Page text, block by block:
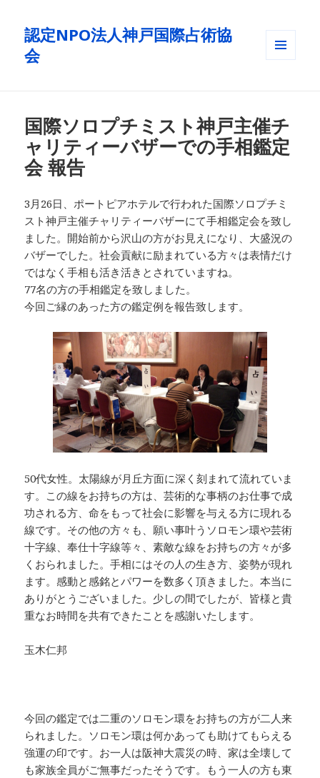
認定NPO法人神戸国際占術協
会
国際ソロプチミスト神戸主催チ
ャリティーバザーでの手相鑑定
会 報告
3月26日、ポートピアホテルで行われた国際ソロプチミ
スト神戸主催チャリティーバザーにて手相鑑定会を致し
ました。開始前から沢山の方がお見えになり、大盛況の
バザーでした。社会貢献に励まれている方々は表情だけ
ではなく手相も活き活きとされていますね。
77名の方の手相鑑定を致しました。
今回ご縁のあった方の鑑定例を報告致します。
50代女性。太陽線が月丘方面に深く刻まれて流れていま
す。この線をお持ちの方は、芸術的な事柄のお仕事で成
功される方、命をもって社会に影響を与える方に現れる
線です。その他の方々も、願い事叶うソロモン環や芸術
十字線、奉仕十字線等々、素敵な線をお持ちの方々が多
くおられました。手相にはその人の生き方、姿勢が現れ
ます。感動と感銘とパワーを数多く頂きました。本当に
ありがとうございました。少しの間でしたが、皆様と貴
重なお時間を共有できたことを感謝いたします。
玉木仁邦
今回の鑑定では二重のソロモン環をお持ちの方が二人来
られました。ソロモン環は何かあっても助けてもらえる
強運の印です。お一人は阪神大震災の時、家は全壊して
も家族全員がご無事だったそうです。もう一人の方も東